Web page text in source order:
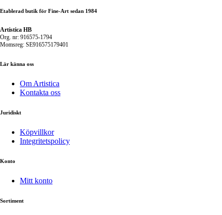
Etablerad butik för Fine-Art sedan 1984
Artistica HB
Org. nr: 916575-1794
Momsreg: SE916575179401
Lär känna oss
Om Artistica
Kontakta oss
Juridiskt
Köpvillkor
Integritetspolicy
Konto
Mitt konto
Sortiment